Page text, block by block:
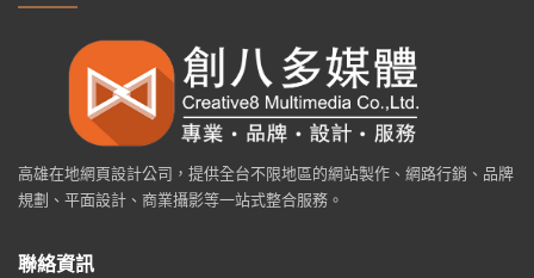
高雄在地網頁設計公司，提供全台不限地區的網站製作、網路行銷、品牌
規劃、平面設計、商業攝影等一站式整合服務。
聯絡資訊